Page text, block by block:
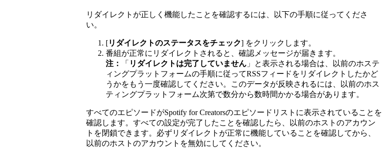
リダイレクトが正しく機能したことを確認するには、以下の手順に従ってくださ
い。
[リダイレクトのステータスをチェック] をクリックします。
番組が正常にリダイレクトされると、確認メッセージが届きます。
注：
「 リダイレクトは完了していません 」と表示される場合は、以前のホステ
ィングプラットフォームの手順に従ってRSSフィードをリダイレクトしたかど
うかをもう一度確認してください。このデータが反映されるには、以前のホス
ティングプラットフォーム次第で数分から数時間かかる場合があります。
すべてのエピソードがSpotify for Creatorsのエピソードリストに表示されていることを
確認します。すべての設定が完了したことを確認したら、以前のホストのアカウン
トを閉鎖できます。必ずリダイレクトが正常に機能していることを確認してから、
以前のホストのアカウントを無効にしてください。